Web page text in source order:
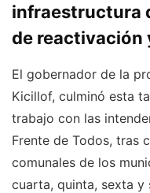
infraestructura
de reactivación
El gobernador de la
Kicillof, culminó esta
trabajo con las
Frente de Todos, tras
comunales de los
cuarta, quinta, sexta y